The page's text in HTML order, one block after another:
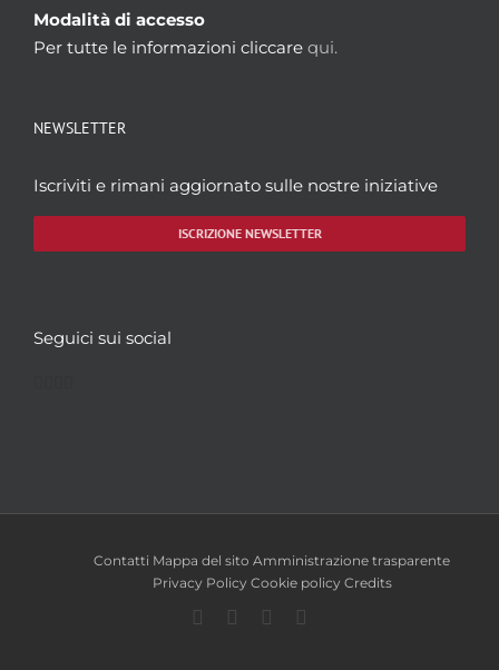
Modalità di accesso
Per tutte le informazioni cliccare qui.
NEWSLETTER
Iscriviti e rimani aggiornato sulle nostre iniziative
ISCRIZIONE NEWSLETTER
Seguici sui social
Contatti Mappa del sito Amministrazione trasparente
Privacy Policy Cookie policy Credits
Facebook
TwitterYouTube